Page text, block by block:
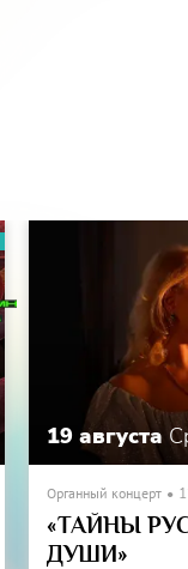
19 августа
Органный концерт
«ТАЙНЫ
ДУШИ»